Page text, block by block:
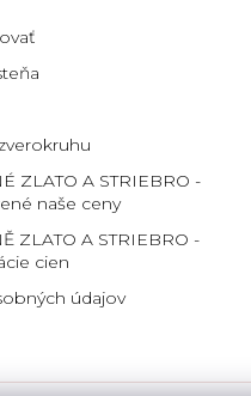
ZLATO A STRIEBRO -
naše ceny
ZLATO A STRIEBRO -
cien
údajov